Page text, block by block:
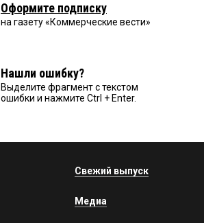
Оформите подписку
на газету «Коммерческие вести»
Нашли ошибку?
Выделите фрагмент с текстом
ошибки и нажмите Ctrl + Enter.
Свежий выпуск
Медиа